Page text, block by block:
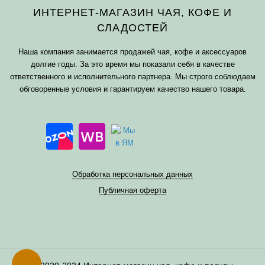
ИНТЕРНЕТ-МАГАЗИН ЧАЯ, КОФЕ И
СЛАДОСТЕЙ
Наша компания занимается продажей чая, кофе и аксессуаров
долгие годы. За это время мы показали себя в качестве
ответственного и исполнительного партнера. Мы строго соблюдаем
обговоренные условия и гарантируем качество нашего товара.
Обработка персональных данных
Публичная оферта